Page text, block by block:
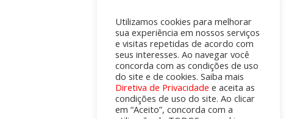
Utilizamos cookies para melhorar
sua experiência em nossos serviços
e visitas repetidas de acordo com
seus interesses. Ao navegar você
concorda com as condições de uso
do site e de cookies. Saiba mais
Diretiva de Privacidade e aceita as
condições de uso do site. Ao clicar
em “Aceito”, concorda com a